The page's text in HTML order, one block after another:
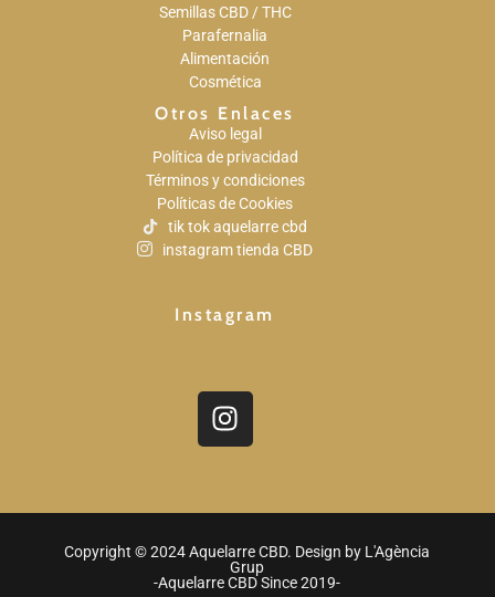
Semillas CBD / THC
Parafernalia
Alimentación
Cosmética
Otros Enlaces
Aviso legal
Política de privacidad
Términos y condiciones
Políticas de Cookies
tik tok aquelarre cbd
instagram tienda CBD
Instagram
Copyright © 2024 Aquelarre CBD. Design by L'Agència
Grup
-Aquelarre CBD Since 2019-